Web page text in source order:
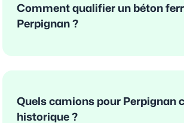
Comment qualifier un béton
Perpignan ?
Quels camions pour Perpignan
historique ?